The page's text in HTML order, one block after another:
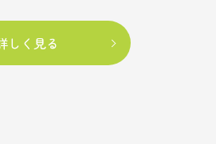
しく見る